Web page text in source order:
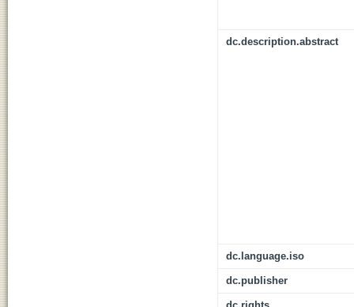
dc.description.abstract
dc.language.iso
dc.publisher